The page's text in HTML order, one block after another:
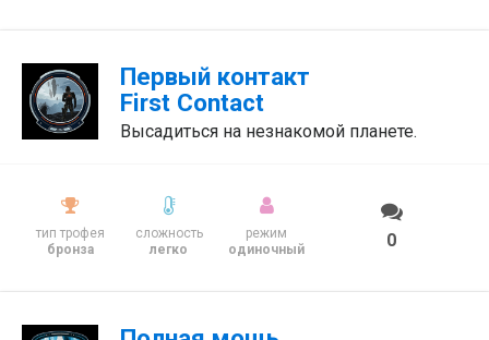
Первый контакт
First Contact
Высадиться на незнакомой планете.
тип трофея
бронза
сложность
легко
режим
одиночный
0